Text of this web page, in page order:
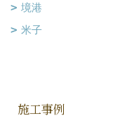
境港
米子
施工事例